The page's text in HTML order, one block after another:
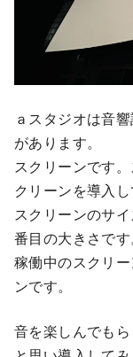
ａスタジオは音
があります。
スクリーンです
クリーンを導入し
スクリーンのサ
番目の大きさで
稼働中のスクリ
ンです。
音を楽しんでも